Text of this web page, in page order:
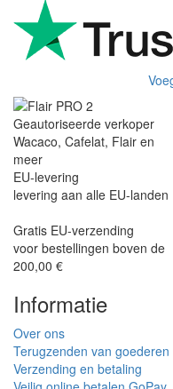
Geautoriseerde verkoper
Wacaco, Cafelat, Flair en
meer
EU-levering
levering aan alle EU-landen
Gratis EU-verzending
voor bestellingen boven de
200,00 €
Informatie
Over ons
Terugzenden van goederen
Verzending en betaling